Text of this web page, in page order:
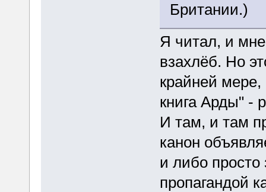
Британии.)
Я читал, и
взахлёб. Но
крайней
книга Арды" -
И там, и там
канон
и либо
пропагандой